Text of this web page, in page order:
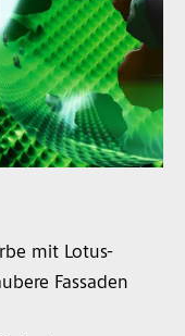
mit Lotus-
Fassaden